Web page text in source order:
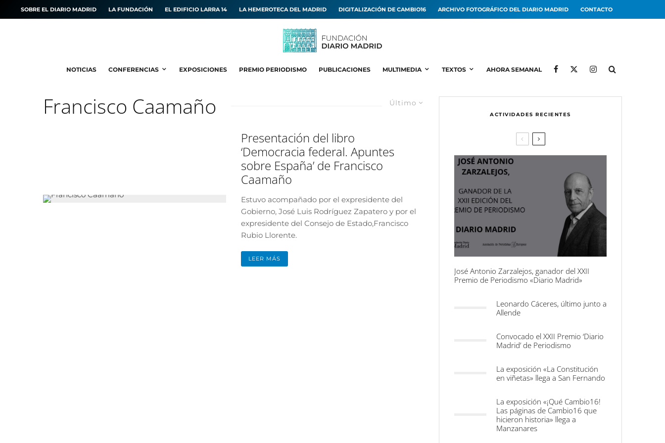
SOBRE EL DIARIO MADRID LA FUNDACIÓN EL EDIFICIO LARRA 14 LA HEMEROTECA DEL MADRID DIGITALIZACIÓN DE CAMBIO16 ARCHIVO FOTOGRÁFICO DEL DIARIO MADRID CONTACTO
NOTICIAS CONFERENCIAS EXPOSICIONES PREMIO PERIODISMO PUBLICACIONES MULTIMEDIA TEXTOS AHORA SEMANAL
Último
Francisco Caamaño
Presentación del libro
‘Democracia federal. Apuntes
sobre España’ de Francisco
Caamaño
Estuvo acompañado por el expresidente del
Gobierno, José Luis Rodríguez Zapatero y por el
expresidente del Consejo de Estado,Francisco
Rubio Llorente.
LEER MÁS
ACTIVIDADES RECIENTES
José Antonio Zarzalejos, ganador del XXII
Premio de Periodismo «Diario Madrid»
Leonardo Cáceres, último junto a
Allende
Convocado el XXII Premio ‘Diario
Madrid’ de Periodismo
La exposición «La Constitución
en viñetas» llega a San Fernando
La exposición «¡Qué Cambio16!
Las páginas de Cambio16 que
hicieron historia» llega a
Manzanares